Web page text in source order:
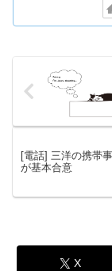
[電話] 三洋の携帯
が基本合意
X